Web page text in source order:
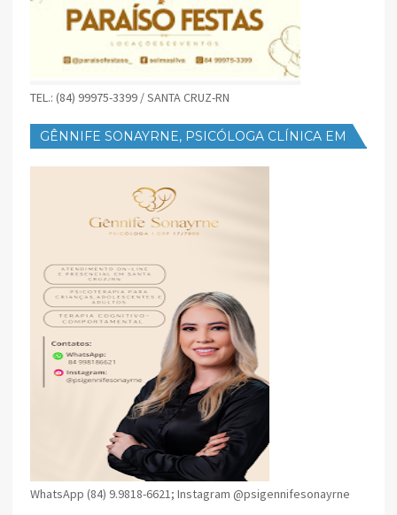
TEL.: (84) 99975-3399 / SANTA CRUZ-RN
GÊNNIFE SONAYRNE, PSICÓLOGA CLÍNICA EM
WhatsApp (84) 9.9818-6621; Instagram @psigennifesonayrne